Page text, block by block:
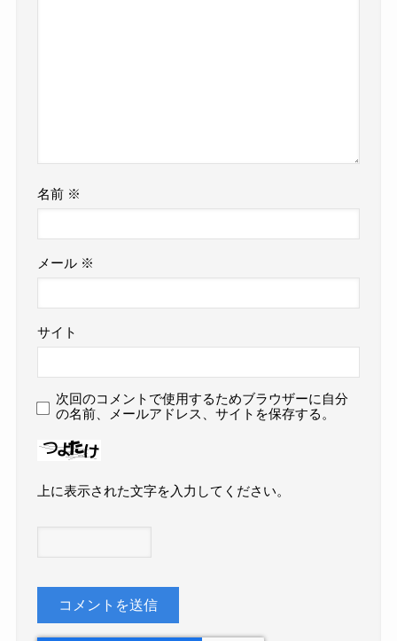
名前 ※
メール ※
サイト
次回のコメントで使用するためブラウザーに自分
の名前、メールアドレス、サイトを保存する。
上に表示された文字を入力してください。